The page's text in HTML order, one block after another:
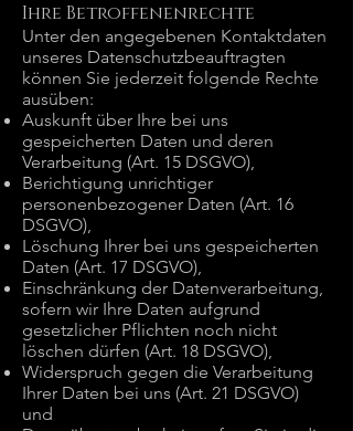
Ihre Betroffenenrechte
Unter den angegebenen Kontaktdaten
unseres Datenschutzbeauftragten
können Sie jederzeit folgende Rechte
ausüben:
Auskunft über Ihre bei uns
gespeicherten Daten und deren
Verarbeitung (Art. 15 DSGVO),
Berichtigung unrichtiger
personenbezogener Daten (Art. 16
DSGVO),
Löschung Ihrer bei uns gespeicherten
Daten (Art. 17 DSGVO),
Einschränkung der Datenverarbeitung,
sofern wir Ihre Daten aufgrund
gesetzlicher Pflichten noch nicht
löschen dürfen (Art. 18 DSGVO),
Widerspruch gegen die Verarbeitung
Ihrer Daten bei uns (Art. 21 DSGVO)
und